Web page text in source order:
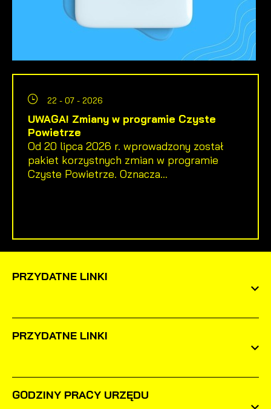
22 - 07 - 2026
UWAGA! Zmiany w programie Czyste
Powietrze
Od 20 lipca 2026 r. wprowadzony został
pakiet korzystnych zmian w programie
Czyste Powietrze. Oznacza...
PRZYDATNE LINKI
PRZYDATNE LINKI
GODZINY PRACY URZĘDU